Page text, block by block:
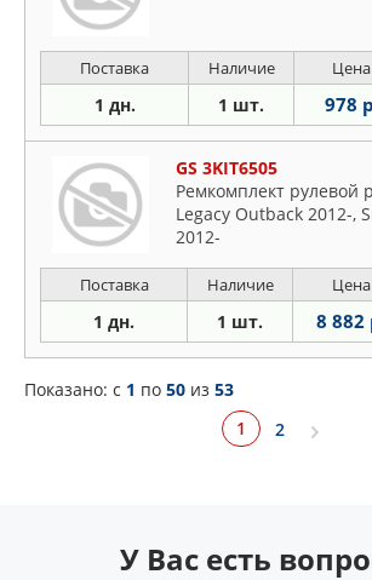
Поставка Наличие Цена
1 дн. 1 шт. 978
GS 3KIT6505
Ремкомплект рулевой
Legacy Outback 2012-,
2012-
Поставка Наличие Цена
1 дн. 1 шт. 8 882
Показано: c 1 по 50 из 53
1
2
У Вас есть